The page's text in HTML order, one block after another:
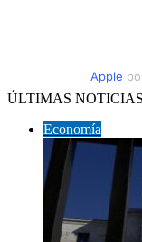
Apple
ÚLTIMAS NOTICIAS
Economía